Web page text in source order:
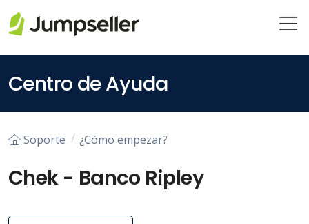
Centro de Ayuda
Soporte ¿Cómo empezar?
Chek - Banco Ripley